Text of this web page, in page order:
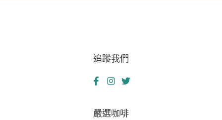
追蹤我們
嚴選咖啡